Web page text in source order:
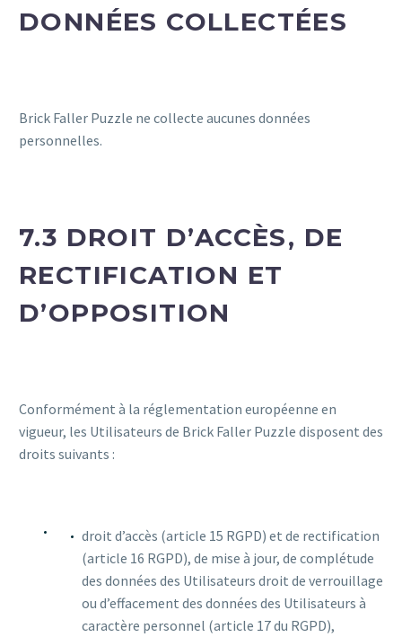
DONNÉES COLLECTÉES
Brick Faller Puzzle ne collecte aucunes données
personnelles.
7.3 DROIT D’ACCÈS, DE
RECTIFICATION ET
D’OPPOSITION
Conformément à la réglementation européenne en
vigueur, les Utilisateurs de Brick Faller Puzzle disposent des
droits suivants :
droit d’accès (article 15 RGPD) et de rectification
(article 16 RGPD), de mise à jour, de complétude
des données des Utilisateurs droit de verrouillage
ou d’effacement des données des Utilisateurs à
caractère personnel (article 17 du RGPD),